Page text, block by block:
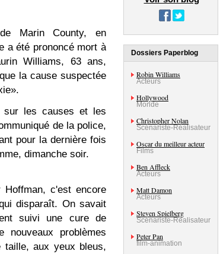
Marin County, en
a été prononcé mort à
Williams, 63 ans,
la cause suspectée
sur les causes et les
de la police,
pour la dernière fois
dimanche soir.
Hoffman, c'est encore
disparaît. On savait
suivi une cure de
nouveaux problèmes
taille, aux yeux bleus,
Dossiers Paperblog
Robin Williams
Acteurs
Hollywood
Monde
Christopher Nolan
Scénariste-Réalisateur
Oscar du meilleur acteur
Films
Ben Affleck
Acteurs
Matt Damon
Acteurs
Steven Spielberg
Scénariste-Réalisateur
Peter Pan
film-animation